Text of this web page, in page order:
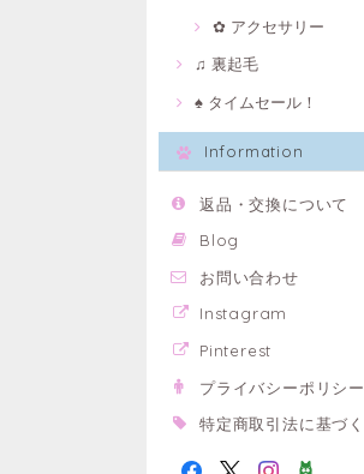
✿ アクセサリー
♫ 裏起毛
♠ タイムセール！
Information
返品・交換について
Blog
お問い合わせ
Instagram
Pinterest
プライバシーポリシー
特定商取引法に基づ